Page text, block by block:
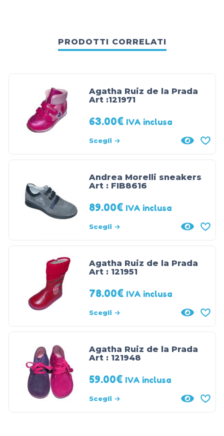
PRODOTTI CORRELATI
Agatha Ruiz de la Prada
Art :121971
63.00€ IVA inclusa
Scegli
Andrea Morelli sneakers
Art : FIB8616
89.00€ IVA inclusa
Scegli
Agatha Ruiz de la Prada
Art : 121951
78.00€ IVA inclusa
Scegli
Agatha Ruiz de la Prada
Art : 121948
59.00€ IVA inclusa
Scegli